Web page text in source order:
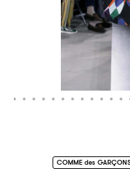
COMME des